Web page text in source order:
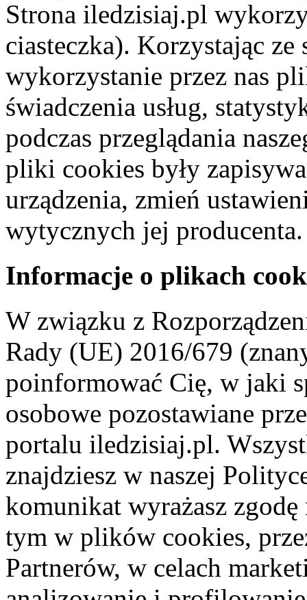
Strona iledzisiaj.pl
ciasteczka). Korzystając
wykorzystanie przez nas
świadczenia usług,
podczas przeglądania
pliki cookies były
urządzenia, zmień
wytycznych jej producenta.
Informacje o plikach
W związku z
Rady (UE) 2016/679
poinformować Cię, w jaki
osobowe pozostawiane
portalu iledzisiaj.pl.
znajdziesz w naszej
komunikat wyrażasz
tym w plików cookies,
Partnerów, w celach